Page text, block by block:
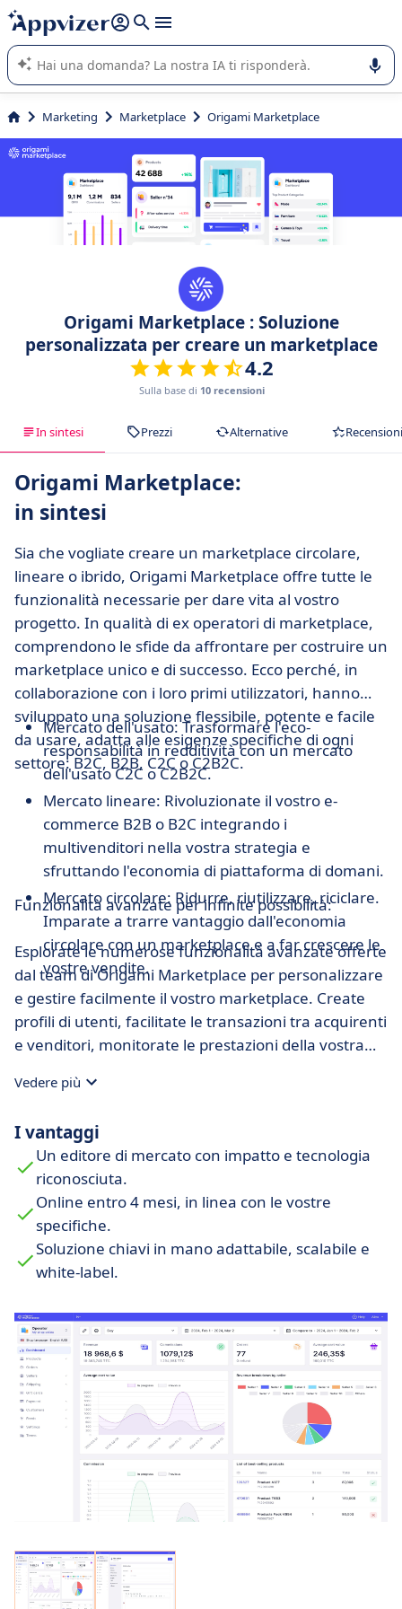
righe con
shift + enter
L'IA di Appvizer vi guida nell'utilizzo o nella scelta di un
software SaaS per la vostra azienda.
Marketing Marketplace Origami Marketplace
Origami Marketplace : Soluzione
personalizzata per creare un marketplace
4.2
Sulla base di 10 recensioni
In sintesi Prezzi Alternative Recensioni
Origami Marketplace:
in sintesi
Sia che vogliate creare un marketplace circolare,
lineare o ibrido, Origami Marketplace offre tutte le
funzionalità necessarie per dare vita al vostro
progetto. In qualità di ex operatori di marketplace,
comprendono le sfide da affrontare per costruire un
marketplace unico e di successo. Ecco perché, in
collaborazione con i loro primi utilizzatori, hanno
sviluppato una soluzione flessibile, potente e facile
da usare, adatta alle esigenze specifiche di ogni
settore: B2C, B2B, C2C o C2B2C.
Mercato dell'usato: Trasformare l'eco-
responsabilità in redditività con un mercato
dell'usato C2C o C2B2C.
Mercato lineare: Rivoluzionate il vostro e-
commerce B2B o B2C integrando i
multivenditori nella vostra strategia e
sfruttando l'economia di piattaforma di domani.
Mercato circolare: Ridurre, riutilizzare, riciclare.
Imparate a trarre vantaggio dall'economia
circolare con un marketplace e a far crescere le
vostre vendite.
Funzionalità avanzate per infinite possibilità:
Esplorate le numerose funzionalità avanzate offerte
dal team di Origami Marketplace per personalizzare
e gestire facilmente il vostro marketplace. Create
profili di utenti, facilitate le transazioni tra acquirenti
e venditori, monitorate le prestazioni della vostra
molto altro ancora. Gli esperti di Origami
white paper, case study e blog post per aiutarvi a
saperne di più e a sfruttare al meglio la loro
soluzione SaaS.
Per ulteriori informazioni, contattate gratuitamente
uno dei loro esperti per discutere del vostro
progetto e ottenere le informazioni di cui avete
bisogno.
Vedere più
I vantaggi
Un editore di mercato con impatto e tecnologia
riconosciuta.
Online entro 4 mesi, in linea con le vostre
specifiche.
Soluzione chiavi in mano adattabile, scalabile e
white-label.